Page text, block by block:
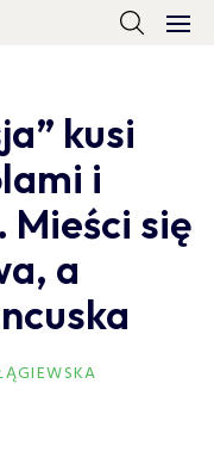
kusi
i
Mieści się
a